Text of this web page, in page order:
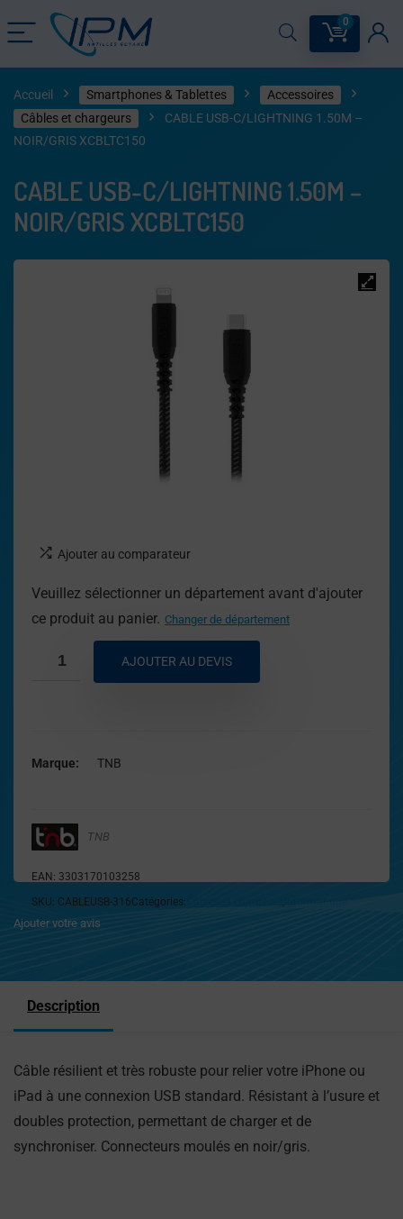
0
Accueil Smartphones & Tablettes
Accessoires
Câbles et chargeurs
CABLE USB-C/LIGHTNING 1.50M –
NOIR/GRIS XCBLTC150
CABLE USB-C/LIGHTNING 1.50M –
NOIR/GRIS XCBLTC150
Ajouter au comparateur
Veuillez sélectionner un département avant d'ajouter
ce produit au panier. Changer de département
AJOUTER AU DEVIS
Marque TNB
TNB
EAN: 3303170103258
SKU: CABLEUSB-316Catégories: ,
Ajouter votre avis
Description
Câble résilient et très robuste pour relier votre iPhone ou
iPad à une connexion USB standard. Résistant à l’usure et
doubles protection, permettant de charger et de
synchroniser. Connecteurs moulés en noir/gris.